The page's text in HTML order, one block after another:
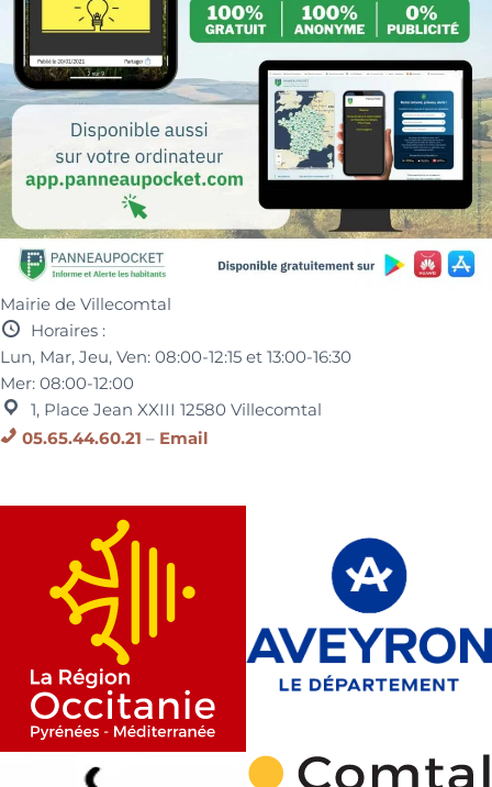
Mairie de Villecomtal
Horaires :
Lun, Mar, Jeu, Ven:08:00-12:15 et13:00-16:30
Mer:08:00-12:00
1, Place Jean XXIII 12580 Villecomtal
05.65.44.60.21 – Email